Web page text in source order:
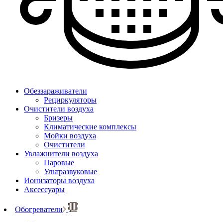
Обеззараживатели
Рециркуляторы
Очистители воздуха
Бризеры
Климатические комплексы
Мойки воздуха
Очистители
Увлажнители воздуха
Паровые
Ультразвуковые
Ионизаторы воздуха
Аксессуары
Обогреватели